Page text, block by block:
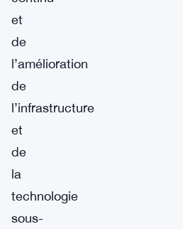
et
de
l’amélioration
de
l’infrastructure
et
de
la
technologie
sous-